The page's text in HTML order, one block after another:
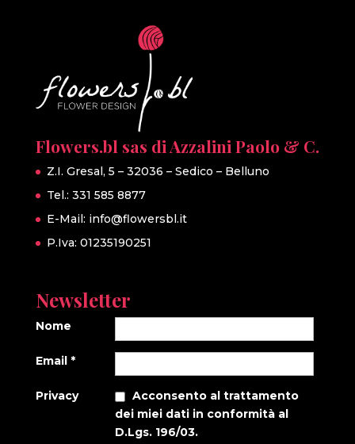
Flowers.bl sas di Azzalini Paolo & C.
Z.I. Gresal, 5 – 32036 – Sedico – Belluno
Tel.: 331 585 8877
E-Mail: info@flowersbl.it
P.Iva: 01235190251
Newsletter
Nome
Email *
Privacy
Acconsento al trattamento
dei miei dati in conformità al
D.Lgs. 196/03.